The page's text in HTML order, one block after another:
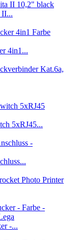
II...
4in1...
5xRJ45...
Photo Printer
-...